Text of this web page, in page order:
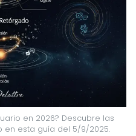
en 2026? Descubre las
en esta guía del 5/9/2025.